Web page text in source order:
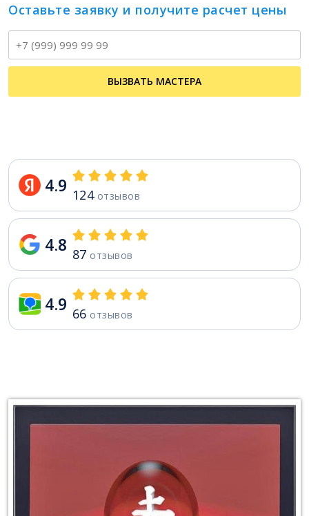
Оставьте заявку и получите расчет цены
ВЫЗВАТЬ МАСТЕРА
4.9 124отзывов
4.8 87 отзывов
4.9 66 отзывов